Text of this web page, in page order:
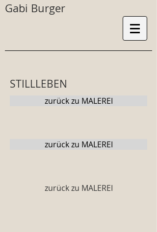
Gabi Burger
zurück zu MALEREI
zurück zu MALEREI
zurück zu MALEREI
STILLLEBEN